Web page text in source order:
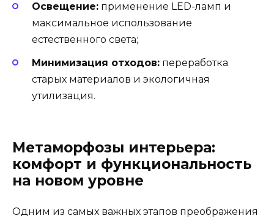
Освещение: применение LED-ламп и
максимальное использование
естественного света;
Минимизация отходов: переработка
старых материалов и экологичная
утилизация.
Метаморфозы интерьера:
комфорт и функциональность
на новом уровне
Одним из самых важных этапов преображения